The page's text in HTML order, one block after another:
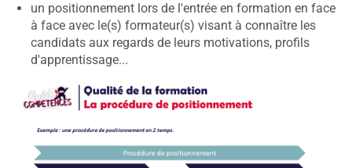
un positionnement lors de l'entrée en formation en face
à face avec le(s) formateur(s) visant à connaître les
candidats aux regards de leurs motivations, profils
d'apprentissage...